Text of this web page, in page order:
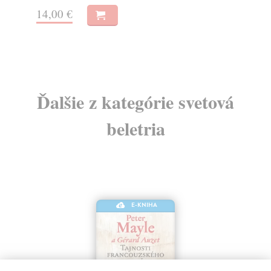
18,53 €
Ďalšie z kategórie svetová
beletria
E-KNIHA